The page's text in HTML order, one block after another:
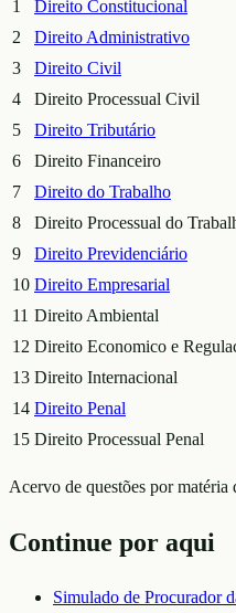
1
Direito Constitucional
2
Direito Administrativo
3
Direito Civil
4
Direito Processual Civil
5
Direito Tributário
6
Direito Financeiro
7
Direito do Trabalho
8
Direito Processual do
9
Direito Previdenciário
10 Direito Empresarial
11 Direito Ambiental
12 Direito Economico e
13 Direito Internacional
14 Direito Penal
15 Direito Processual Penal
Acervo de questões por
Continue por aqui
Simulado de Procurador